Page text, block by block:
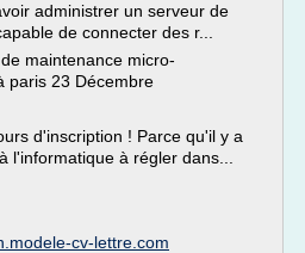
administrer un serveur de
de connecter des r...
maintenance micro-
paris 23 Décembre
d'inscription ! Parce qu'il y a
l'informatique à régler dans...
cv-lettre.com